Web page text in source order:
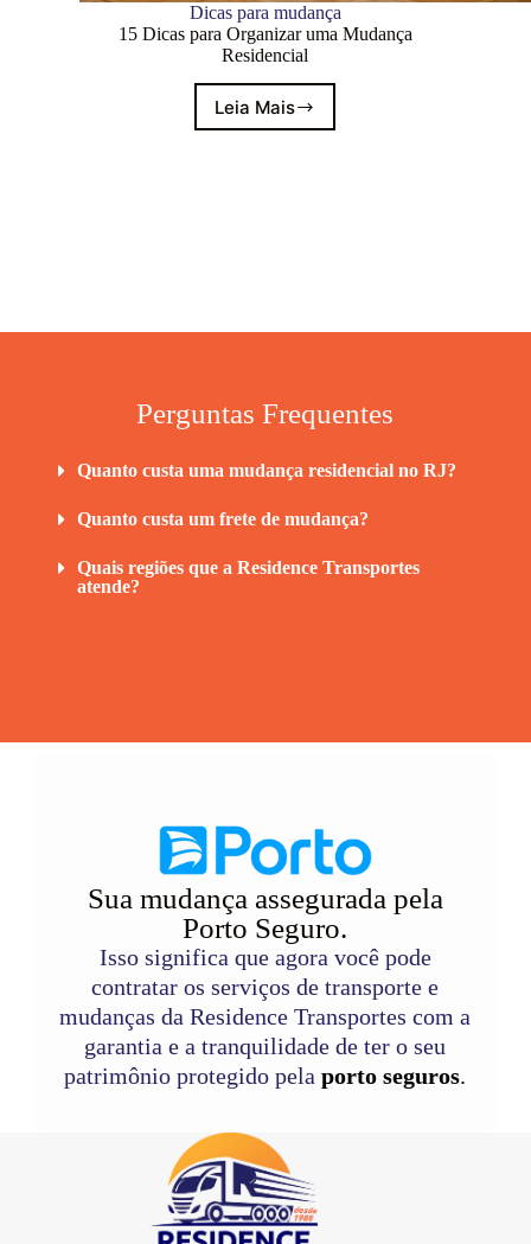
Dicas para mudança
15 Dicas para Organizar uma Mudança
Residencial
Leia Mais
Perguntas Frequentes
Quanto custa uma mudança residencial no RJ?
Quanto custa um frete de mudança?
Quais regiões que a Residence Transportes
atende?
Sua mudança assegurada pela
Porto Seguro.
Isso significa que agora você pode
contratar os serviços de transporte e
mudanças da Residence Transportes com a
garantia e a tranquilidade de ter o seu
patrimônio protegido pelaporto seguros.